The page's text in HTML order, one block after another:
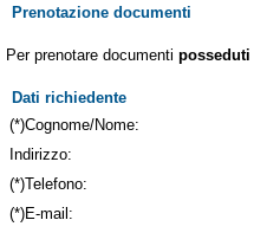
Prenotazione documenti
Per prenotare documenti posseduti
Dati richiedente
(*)Cognome/Nome:
Indirizzo:
(*)Telefono:
(*)E-mail: